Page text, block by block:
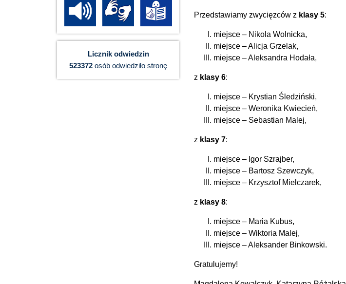
Przedstawiamy zwycięzców z klasy 5:
miejsce – Nikola Wolnicka,
miejsce – Alicja Grzelak,
miejsce – Aleksandra Hodała,
z klasy 6:
miejsce – Krystian Śledziński,
miejsce – Weronika Kwiecień,
miejsce – Sebastian Malej,
z klasy 7:
miejsce – Igor Szrajber,
miejsce – Bartosz Szewczyk,
miejsce – Krzysztof Mielczarek,
z klasy 8:
miejsce – Maria Kubus,
miejsce – Wiktoria Malej,
miejsce – Aleksander Binkowski.
Gratulujemy!
Licznik odwiedzin
523372 osób odwiedziło stronę